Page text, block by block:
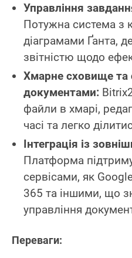
Управління
Потужна система з
діаграмами Ґанта,
звітністю щодо
Хмарне сховище та
документами:
файли в хмарі,
часі та легко
Інтеграція із
Платформа
сервісами, як
365 та іншими, що
управління
Переваги: